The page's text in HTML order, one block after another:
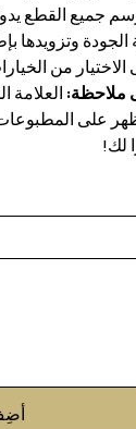
جميع القطع
الجودة وتزويدها
من
ملاحظة: العلامة
على المطبوعات
لك!